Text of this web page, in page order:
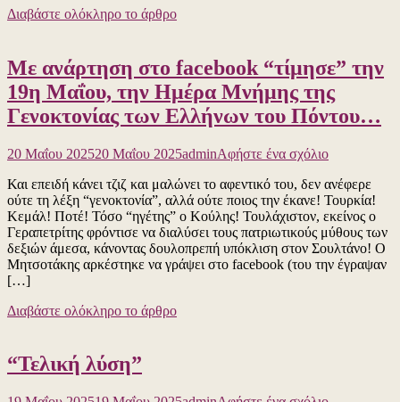
το
πιο
πιστό
σκυλί
διαφθορά
και
ποια
ακρίβεια;
Το
πράγμα
που
μας
ενώνει
δεν
είναι
οι
ζωές
Διαβάστε ολόκληρο το άρθρο
Με ανάρτηση στο facebook “τίμησε” την
19η Μαΐου, την Ημέρα Μνήμης της
Γενοκτονίας των Ελλήνων του Πόντου…
20 Μαΐου 202520 Μαΐου 2025adminΑφήστε ένα σχόλιογια
Με
ανάρτηση
στο
facebook
“τίμησε”
την
Και επειδή κάνει τζιζ και μαλώνει το αφεντικό του, δεν ανέφερε
ούτε τη λέξη “γενοκτονία”, αλλά ούτε ποιος την έκανε! Τουρκία!
Κεμάλ! Ποτέ! Τόσο “ηγέτης” ο Κούλης! Τουλάχιστον, εκείνος ο
Γεραπετρίτης φρόντισε να διαλύσει τους πατριωτικούς μύθους των
δεξιών άμεσα, κάνοντας δουλοπρεπή υπόκλιση στον Σουλτάνο! Ο
Μητσοτάκης αρκέστηκε να γράψει στο facebook (του την έγραψαν
[…]
Διαβάστε ολόκληρο το άρθρο
“Τελική λύση”